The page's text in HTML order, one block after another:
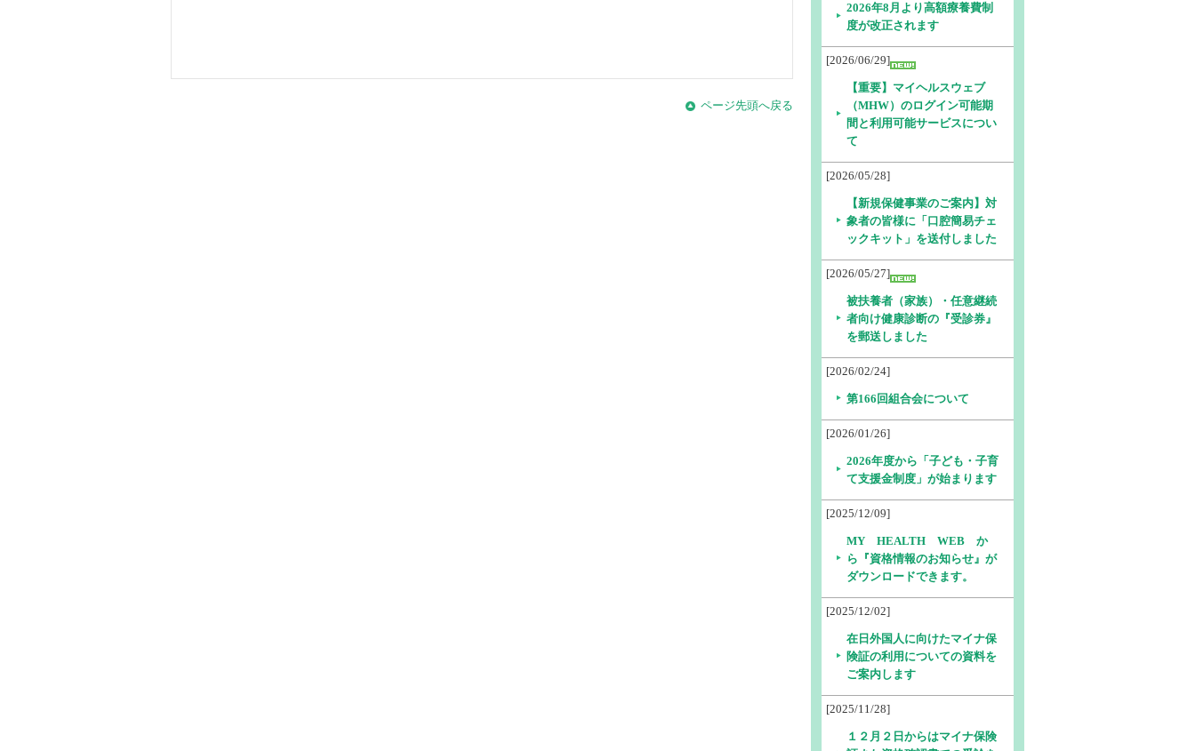
ページ先頭へ戻る
2026年8月より高額療養費制
度が改正されます
[2026/06/29]
【重要】マイヘルスウェブ
（MHW）のログイン可能期
間と利用可能サービスについ
て
[2026/05/28]
【新規保健事業のご案内】対
象者の皆様に「口腔簡易チェ
ックキット」を送付しました
[2026/05/27]
被扶養者（家族）・任意継続
者向け健康診断の『受診券』
を郵送しました
[2026/02/24]
第166回組合会について
[2026/01/26]
2026年度から「子ども・子育
て支援金制度」が始まります
[2025/12/09]
MY HEALTH WEB か
ら『資格情報のお知らせ』が
ダウンロードできます。
[2025/12/02]
在日外国人に向けたマイナ保
険証の利用についての資料を
ご案内します
[2025/11/28]
１２月２日からはマイナ保険